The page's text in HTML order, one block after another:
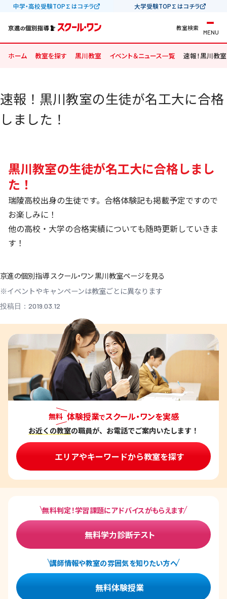
中学・高校受験TOP∑はコチラ 大学受験TOP∑はコチラ
教室検索
MENU
ホーム 教室を探す 黒川教室 イベント＆ニュース一覧 速報！黒川教
速報！黒川教室の生徒が名工大に合格
しました！
黒川教室の生徒が名工大に合格しまし
た！
瑞陵高校出身の生徒です。合格体験記も掲載予定ですので
お楽しみに！
他の高校・大学の合格実績についても随時更新していきま
す！
京進の個別指導 スクール・ワン 黒川教室ページを見る
※イベントやキャンペーンは教室ごとに異なります
投稿日：2019.03.12
無料 体験授業でスクール・ワンを実感
お近くの教室の職員が、お電話でご案内いたします！
エリアやキーワードから教室を探す
無料判定！学習課題にアドバイスがもらえます
無料学力診断テスト
講師情報や教室の雰囲気を知りたい方へ
無料体験授業